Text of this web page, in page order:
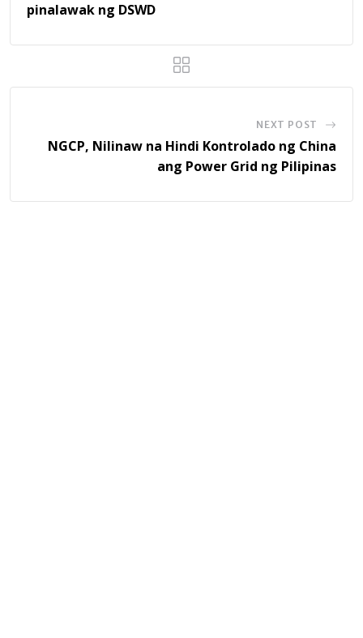
pinalawak ng DSWD
NEXT POST
NGCP, Nilinaw na Hindi Kontrolado ng China
ang Power Grid ng Pilipinas